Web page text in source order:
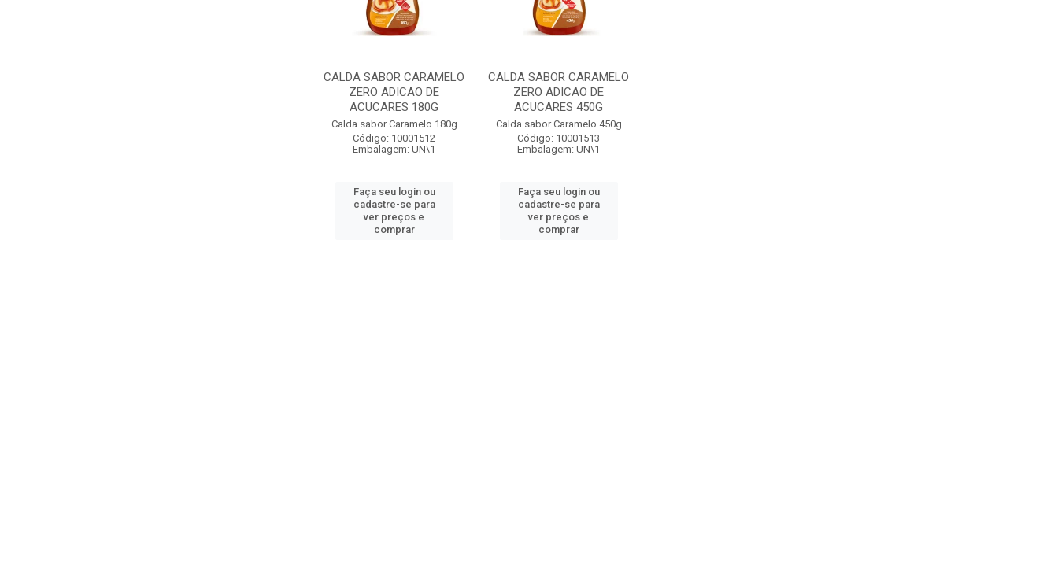
CALDA SABOR CARAMELO
ZERO ADICAO DE
ACUCARES 180G
Calda sabor Caramelo 180g
Código: 10001512
Embalagem: UN\1
Faça seu login ou
cadastre-se para
ver preços e
comprar
CALDA SABOR CARAMELO
ZERO ADICAO DE
ACUCARES 450G
Calda sabor Caramelo 450g
Código: 10001513
Embalagem: UN\1
Faça seu login ou
cadastre-se para
ver preços e
comprar